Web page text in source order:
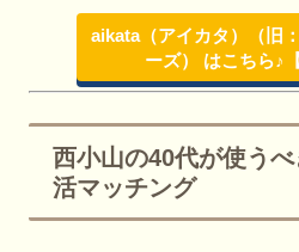
aikata（アイカタ）（旧
ーズ） はこちら♪
西小山の40代が使う
活マッチング